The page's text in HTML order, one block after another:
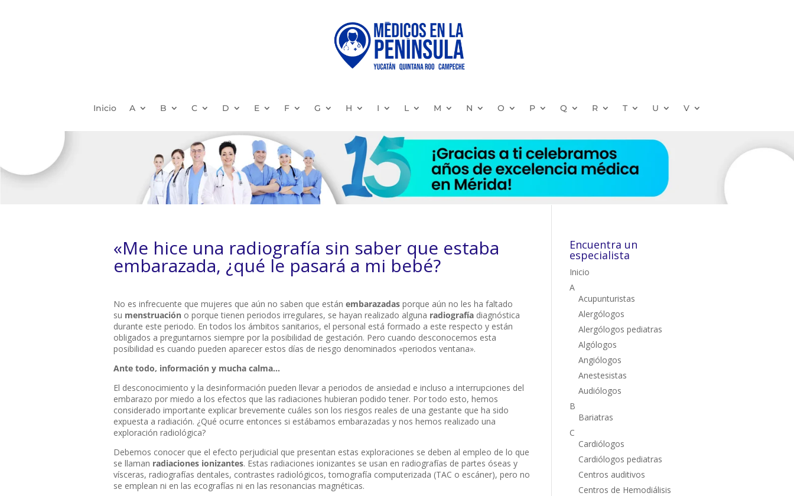
Inicio A B C D E F G H I L M N O P Q R T U V
«Me hice una radiografía sin saber que estaba
embarazada, ¿qué le pasará a mi bebé?
No es infrecuente que mujeres que aún no saben que están embarazadas porque aún no les ha faltado
su menstruación o porque tienen periodos irregulares, se hayan realizado alguna radiografía diagnóstica
durante este periodo. En todos los ámbitos sanitarios, el personal está formado a este respecto y están
obligados a preguntarnos siempre por la posibilidad de gestación. Pero cuando desconocemos esta
posibilidad es cuando pueden aparecer estos días de riesgo denominados «periodos ventana».
Ante todo, información y mucha calma…
El desconocimiento y la desinformación pueden llevar a periodos de ansiedad e incluso a interrupciones del
embarazo por miedo a los efectos que las radiaciones hubieran podido tener. Por todo esto, hemos
considerado importante explicar brevemente cuáles son los riesgos reales de una gestante que ha sido
expuesta a radiación. ¿Qué ocurre entonces si estábamos embarazadas y nos hemos realizado una
exploración radiológica?
Debemos conocer que el efecto perjudicial que presentan estas exploraciones se deben al empleo de lo que
se llaman radiaciones ionizantes. Estas radiaciones ionizantes se usan en radiografías de partes óseas y
vísceras, radiografías dentales, contrastes radiológicos, tomografía computerizada (TAC o escáner), pero no
se emplean ni en las ecografías ni en las resonancias magnéticas.
Encuentra un
especialista
Inicio
A
Acupunturistas
Alergólogos
Alergólogos pediatras
Algólogos
Angiólogos
Anestesistas
Audiólogos
B
Bariatras
C
Cardiólogos
Cardiólogos pediatras
Centros auditivos
Centros de Hemodiálisis